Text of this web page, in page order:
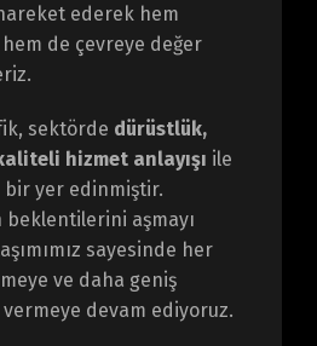
ederek hem
de çevreye değer
sektörde dürüstlük,
hizmet anlayışı ile
bir yer edinmiştir.
aşmayı
sayesinde her
ve daha geniş
devam ediyoruz.